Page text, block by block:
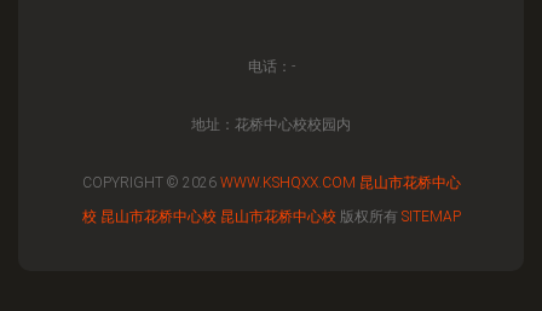
电话：-
地址：花桥中心校校园内
COPYRIGHT © 2026 WWW.KSHQXX.COM 昆山市花桥中心
校 昆山市花桥中心校 昆山市花桥中心校版权所有 SITEMAP